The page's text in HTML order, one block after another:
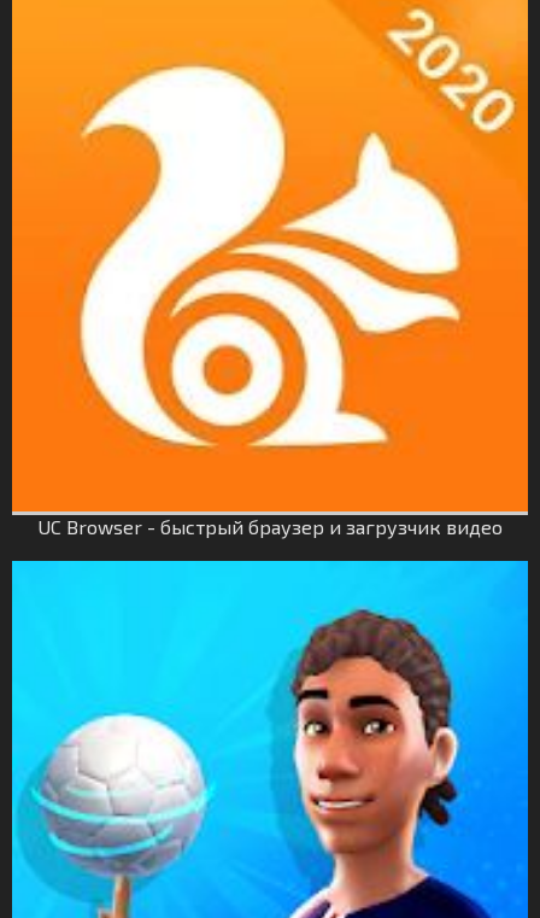
UC Browser - быстрый браузер и загрузчик видео